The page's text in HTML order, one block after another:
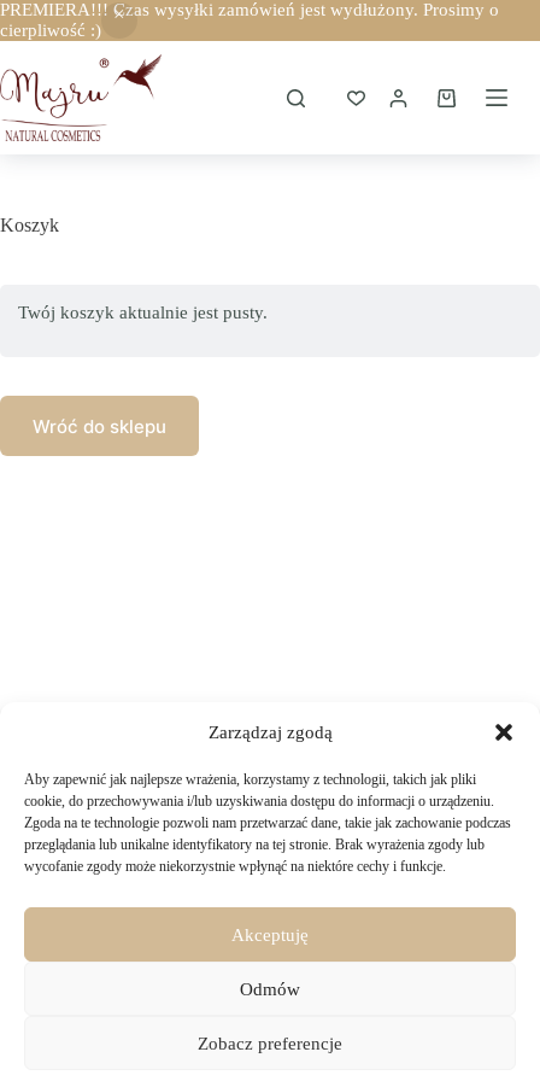
Zarządzaj zgodą
Aby zapewnić jak najlepsze wrażenia, korzystamy z technologii, takich jak pliki
cookie, do przechowywania i/lub uzyskiwania dostępu do informacji o urządzeniu.
Zgoda na te technologie pozwoli nam przetwarzać dane, takie jak zachowanie podczas
przeglądania lub unikalne identyfikatory na tej stronie. Brak wyrażenia zgody lub
wycofanie zgody może niekorzystnie wpłynąć na niektóre cechy i funkcje.
Akceptuję
Odmów
Zobacz preferencje
PREMIERA!!! Czas wysyłki zamówień jest wydłużony. Prosimy o
cierpliwość :)
do
treści
Koszyk
Koszyk
Twój koszyk aktualnie jest pusty.
Wróć do sklepu
TWOJE ZAKUPY
Logowanie i rejestracja
Jak złożyć zamówienie
Formy płatności
14 dni na zwrot zakupów
INFORMACJE PRAWNE
Regulamin sklepu
Materiały do pobrania
KONTAKT
biuro@majru.comCopyright © 2026 - Majru